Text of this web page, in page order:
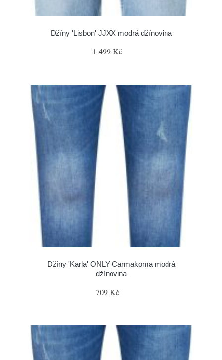
Džíny 'Lisbon' JJXX modrá džínovina
1 499 Kč
Džíny 'Karla' ONLY Carmakoma modrá
džínovina
709 Kč